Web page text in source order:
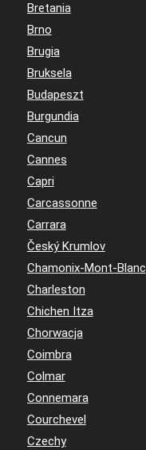
Bretania
Brno
Brugia
Bruksela
Budapeszt
Burgundia
Cancun
Cannes
Capri
Carcassonne
Carrara
Český Krumlov
Chamonix-Mont-Blanc
Charleston
Chichen Itza
Chorwacja
Coimbra
Colmar
Connemara
Courchevel
Czechy